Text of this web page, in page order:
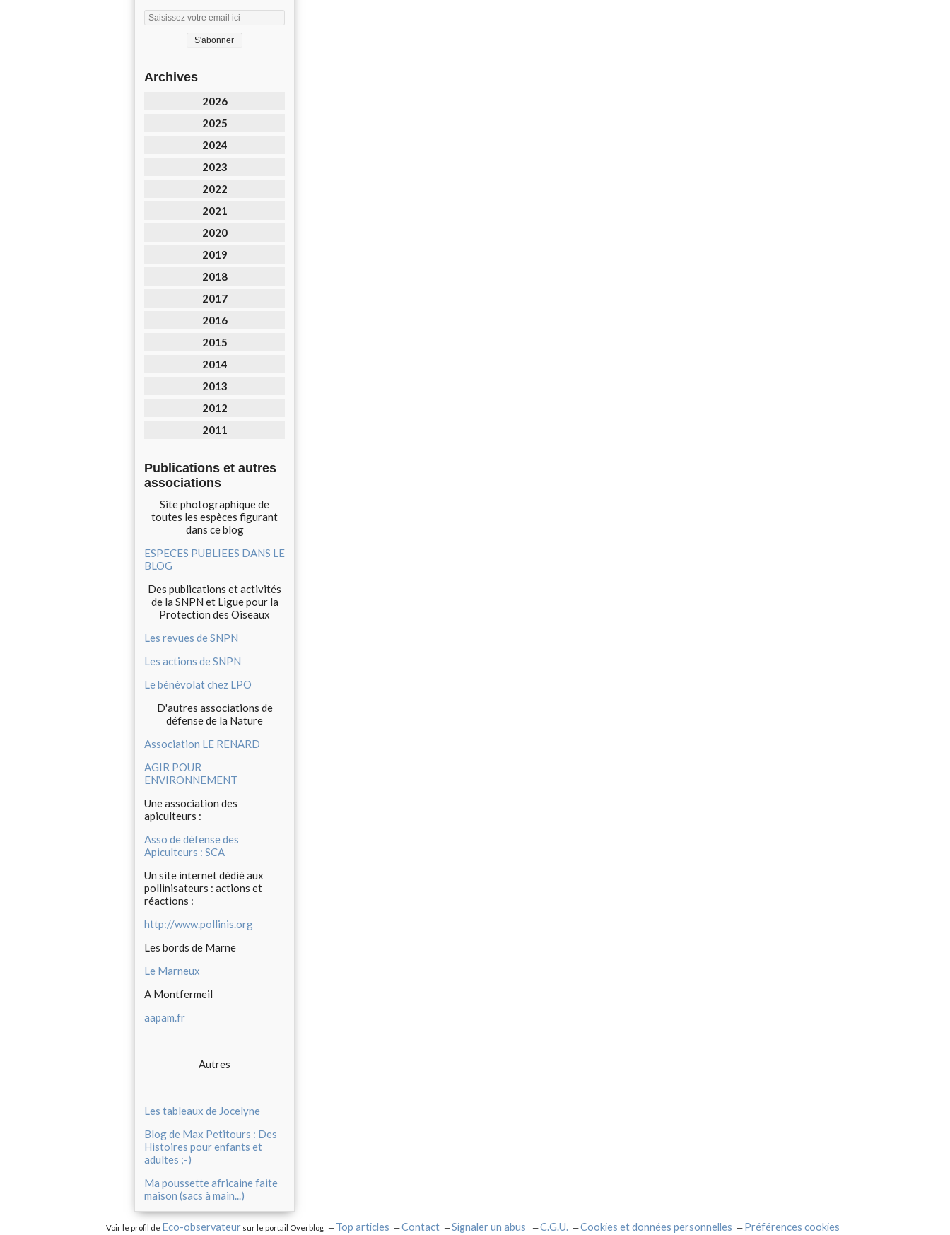
Archives
2026
2025
2024
2023
2022
2021
2020
2019
2018
2017
2016
2015
2014
2013
2012
2011
Publications et autres
associations
Site photographique de
toutes les espèces figurant
dans ce blog
ESPECES PUBLIEES DANS LE
BLOG
Des publications et activités
de la SNPN et Ligue pour la
Protection des Oiseaux
Les revues de SNPN
Les actions de SNPN
Le bénévolat chez LPO
D'autres associations de
défense de la Nature
Association LE RENARD
AGIR POUR
ENVIRONNEMENT
Une association des
apiculteurs :
Asso de défense des
Apiculteurs : SCA
Un site internet dédié aux
pollinisateurs : actions et
réactions :
http://www.pollinis.org
Les bords de Marne
Le Marneux
A Montfermeil
aapam.fr
Autres
Les tableaux de Jocelyne
Blog de Max Petitours : Des
Histoires pour enfants et
adultes ;-)
Ma poussette africaine faite
maison (sacs à main...)
Voir le profil de Eco-observateur sur le portail Overblog Top articles Contact Signaler un abus C.G.U. Cookies et données personnelles Préférences cookies